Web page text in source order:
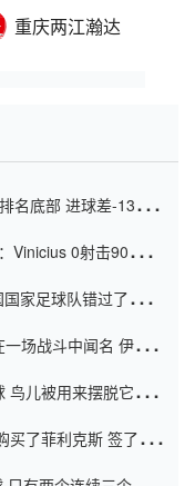
重庆两江瀚达
名底部 进球差-13令人
Vinicius 0射击90分钟
家足球队错过了世界
场战斗中闻名 伊万放
鸟儿被用来摆脱它
买了菲利克斯 签了7年